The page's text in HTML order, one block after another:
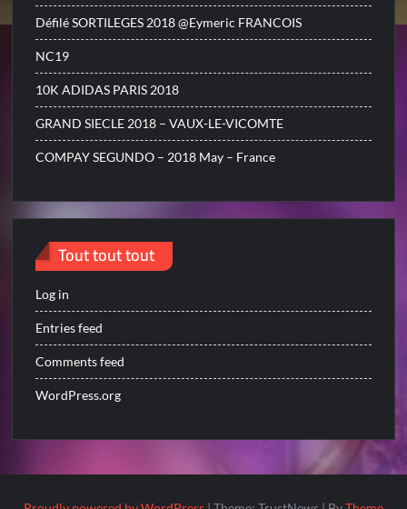
Défilé SORTILEGES 2018 @Eymeric FRANCOIS
NC19
10K ADIDAS PARIS 2018
GRAND SIECLE 2018 – VAUX-LE-VICOMTE
COMPAY SEGUNDO – 2018 May – France
Tout tout tout
Log in
Entries feed
Comments feed
WordPress.org